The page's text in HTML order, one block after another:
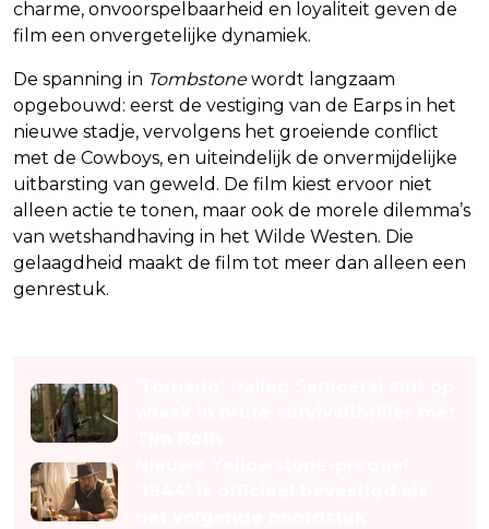
charme, onvoorspelbaarheid en loyaliteit geven de
film een onvergetelijke dynamiek.
De spanning in Tombstonewordt langzaam
opgebouwd: eerst de vestiging van de Earps in het
nieuwe stadje, vervolgens het groeiende conflict
met de Cowboys, en uiteindelijk de onvermijdelijke
uitbarsting van geweld. De film kiest ervoor niet
alleen actie te tonen, maar ook de morele dilemma’s
van wetshandhaving in het Wilde Westen. Die
gelaagdheid maakt de film tot meer dan alleen een
genrestuk.